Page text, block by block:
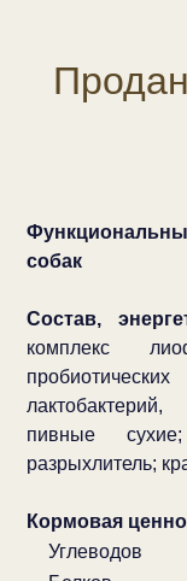
собак
Состав,
комплекс
пивные
разрыхлитель;
Кормовая
Углеводов